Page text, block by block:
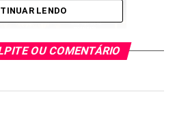
LENDO
OU COMENTÁRIO